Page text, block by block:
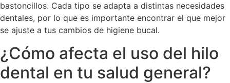
bastoncillos. Cada tipo se adapta a distintas necesidades
dentales, por lo que es importante encontrar el que mejor
se ajuste a tus cambios de higiene bucal.
¿Cómo afecta el uso del hilo
dental en tu salud general?